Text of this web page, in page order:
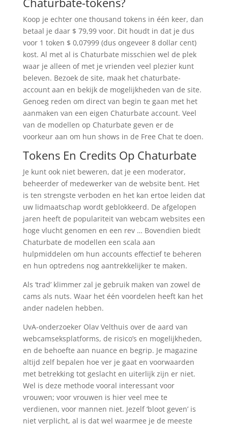
Koop je echter one thousand tokens in één keer, dan
betaal je daar $ 79,99 voor. Dit houdt in dat je dus
voor 1 token $ 0,07999 (dus ongeveer 8 dollar cent)
kost. Al met al is Chaturbate misschien wel de plek
waar je alleen of met je vrienden veel plezier kunt
beleven. Bezoek de site, maak het chaturbate-
account aan en bekijk de mogelijkheden van de site.
Genoeg reden om direct van begin te gaan met het
aanmaken van een eigen Chaturbate account. Veel
van de modellen op Chaturbate geven er de
voorkeur aan om hun shows in de Free Chat te doen.
Tokens En Credits Op Chaturbate
Je kunt ook niet beweren, dat je een moderator,
beheerder of medewerker van de website bent. Het
is ten strengste verboden en het kan ertoe leiden dat
uw lidmaatschap wordt geblokkeerd. De afgelopen
jaren heeft de populariteit van webcam websites een
hoge vlucht genomen en een rev … Bovendien biedt
Chaturbate de modellen een scala aan
hulpmiddelen om hun accounts effectief te beheren
en hun optredens nog aantrekkelijker te maken.
Als ‘trad’ klimmer zal je gebruik maken van zowel de
cams als nuts. Waar het één voordelen heeft kan het
ander nadelen hebben.
UvA-onderzoeker Olav Velthuis over de aard van
webcamseksplatforms, de risico’s en mogelijkheden,
en de behoefte aan nuance en begrip. Je magazine
altijd zelf bepalen hoe ver je gaat en voorwaarden
met betrekking tot geslacht en uiterlijk zijn er niet.
Wel is deze methode vooral interessant voor
vrouwen; voor vrouwen is hier veel mee te
verdienen, voor mannen niet. Jezelf ‘bloot geven’ is
niet verplicht, al is dat wel waarmee je de meeste